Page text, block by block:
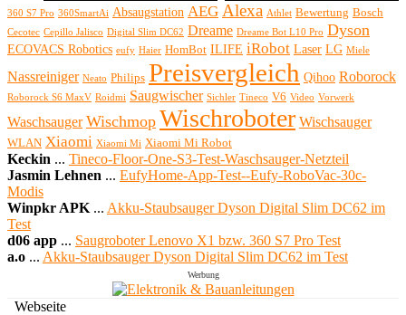
360 S7 Pro 360SmartAi Absaugstation AEG Alexa Athlet Bewertung Bosch
Cecotec Cepillo Jalisco Digital Slim DC62 Dreame Dreame Bot L10 Pro Dyson
ECOVACS Robotics eufy Haier HomBot ILIFE iRobot Laser LG Miele
Nassreiniger Neato Philips Preisvergleich Qihoo Roborock
Roborock S6 MaxV Roidmi Saugwischer Sichler Tineco V6 Video Vorwerk
Waschsauger Wischmop Wischroboter Wischsauger
WLAN Xiaomi Xiaomi Mi Xiaomi Mi Robot
Keckin ... Tineco-Floor-One-S3-Test-Waschsauger-Netzteil
Jasmin Lehnen ... EufyHome-App-Test--Eufy-RoboVac-30c-
Modis
Winpkr APK ... Akku-Staubsauger Dyson Digital Slim DC62 im
Test
d06 app ... Saugroboter Lenovo X1 bzw. 360 S7 Pro Test
a.o ... Akku-Staubsauger Dyson Digital Slim DC62 im Test
Werbung
Webseite